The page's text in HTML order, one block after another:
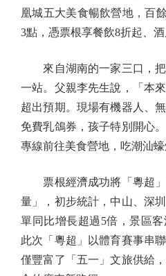
凰城五大美食暢飲營地，百
3點，憑票根享餐飲8折起、酒
來自湖南的一家三口，把
一站。父親李先生說，「本
超出預期。現場有機器人、
免費乳鴿券，孩子特別開心
專線前往美食營地，吃潮汕
票根經濟成功將「粵超」
量」，初步統計，中山、深
單同比增長超過5倍，景區客
此次「粵超」以體育賽事串
僅豐富了「五一」文旅供給